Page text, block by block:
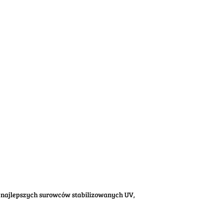
surowców stabilizowanych UV,